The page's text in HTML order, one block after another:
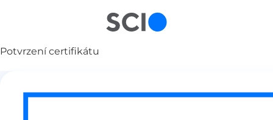
Potvrzení certifikátu